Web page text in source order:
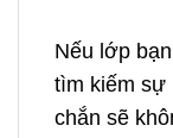
Nếu lớp
tìm kiếm sự
chắn sẽ